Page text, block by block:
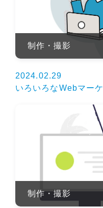
制作・撮影
2024.02.29
いろいろなWebマー
制作・撮影